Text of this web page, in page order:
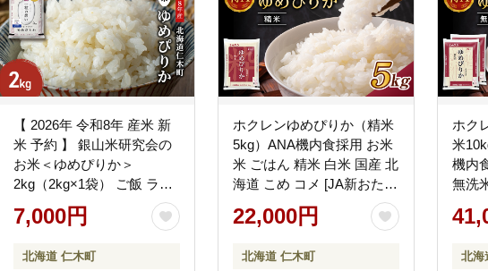
【 2026年 令和8年 産米 新
米 予約 】 銀山米研究会の
お米＜ゆめぴりか＞
2kg（2kg×1袋） ご飯 ライ
ス 白米 精米 ブランド米 お
にぎり お弁当 北海道産 産
はん 昼ごはん [株式会社 松
7,000円
北海道 仁木町
ホクレンゆめぴりか（精米
5kg）ANA機内食採用 お米
米 ごはん 精米 白米 国産 北
海道 こめ コメ [JA新おた
22,000円
北海道 仁木町
ホク
米
機内
無洗
め
北海